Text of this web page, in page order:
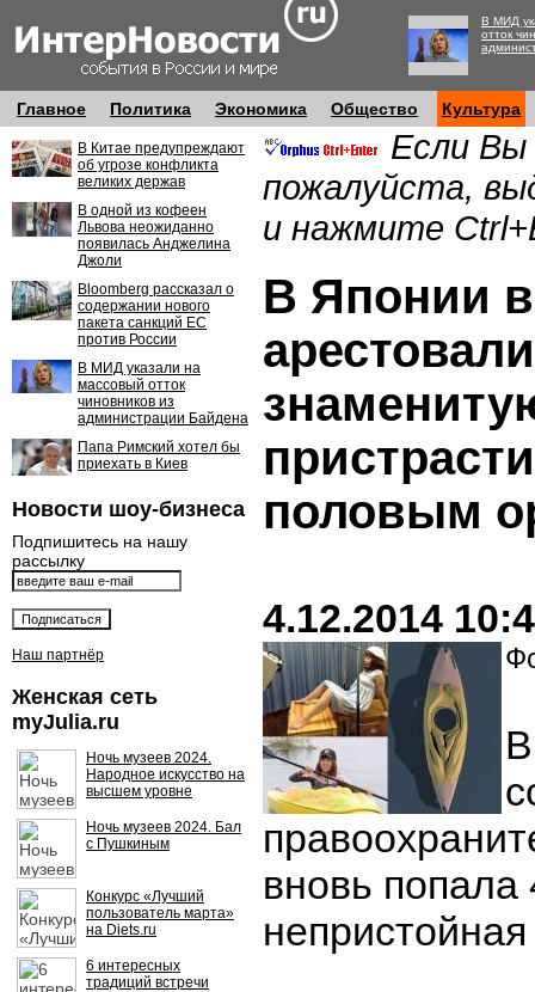
В МИД
отток
Главное Политика Экономика Общество Культура
В Китае предупреждают
об угрозе конфликта
великих держав
В одной из кофеен
Львова неожиданно
появилась Анджелина
Джоли
Bloomberg рассказал о
содержании нового
пакета санкций ЕС
против России
В МИД указали на
массовый отток
чиновников из
администрации Байдена
Папа Римский хотел бы
приехать в Киев
Новости шоу-бизнеса
Подпишитесь на нашу
рассылку
Наш партнёр
Женская сеть
myJulia.ru
Ночь музеев 2024.
Народное искусство на
высшем уровне
Ночь музеев 2024. Бал
с Пушкиным
Конкурс «Лучший
пользователь марта»
на Diets.ru
6 интересных
традиций встречи
Если Вы
пожалуйста,
и нажмите
В Японии
половым
4.12.2014
вновь попала